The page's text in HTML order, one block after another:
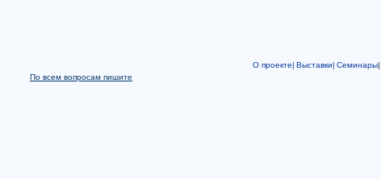
О проекте| Выставки| Семинары|
По всем вопросам пишите